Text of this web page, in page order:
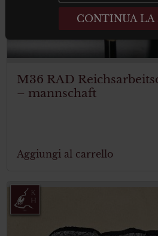
M36 RAD
– mannschaft
Aggiungi al carrello
CONTINUA LA